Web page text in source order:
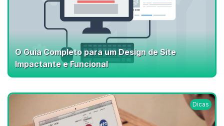
O Guia Completo para um Design de Site
Impactante e Funcional
Dicas